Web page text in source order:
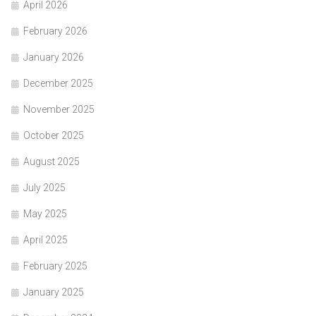
April 2026
February 2026
January 2026
December 2025
November 2025
October 2025
August 2025
July 2025
May 2025
April 2025
February 2025
January 2025